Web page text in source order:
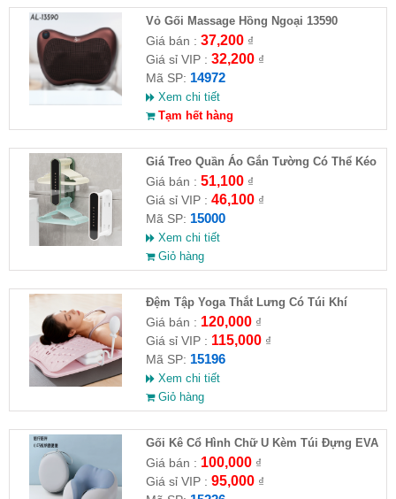
Vỏ Gối Massage Hồng Ngoại 13590
Giá bán : 37,200₫
Giá sỉ VIP : 32,200₫
Mã SP: 14972
Xem chi tiết
Tạm hết hàng
Giá Treo Quần Áo Gắn Tường Có Thể Kéo
Dài
Giá bán : 51,100₫
Giá sỉ VIP : 46,100₫
Mã SP: 15000
Xem chi tiết
Giỏ hàng
Đệm Tập Yoga Thắt Lưng Có Túi Khí
Giá bán : 120,000₫
Giá sỉ VIP : 115,000₫
Mã SP: 15196
Xem chi tiết
Giỏ hàng
Gối Kê Cổ Hình Chữ U Kèm Túi Đựng EVA
Giá bán : 100,000₫
Giá sỉ VIP : 95,000₫